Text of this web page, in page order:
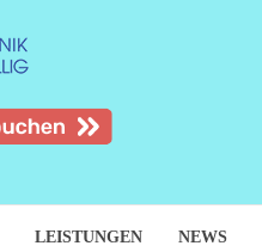
LEISTUNGEN NEWS